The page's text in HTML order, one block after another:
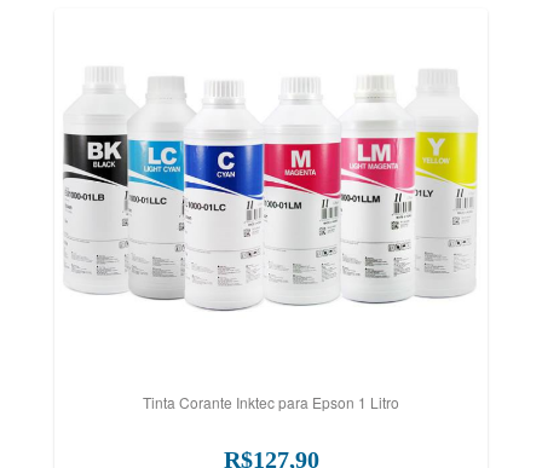
Tinta Corante Inktec para Epson 1 Litro
R$127,90